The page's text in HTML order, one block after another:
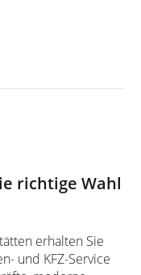
richtige Wahl
erhalten Sie
und KFZ-Service